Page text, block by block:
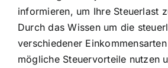
informieren, um Ihre Steuerlast
Durch das Wissen um die
verschiedener
mögliche Steuervorteile nutzen